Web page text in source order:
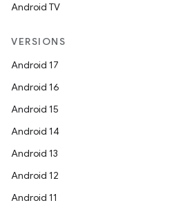
Android TV
VERSIONS
Android 17
Android 16
Android 15
Android 14
Android 13
Android 12
Android 11